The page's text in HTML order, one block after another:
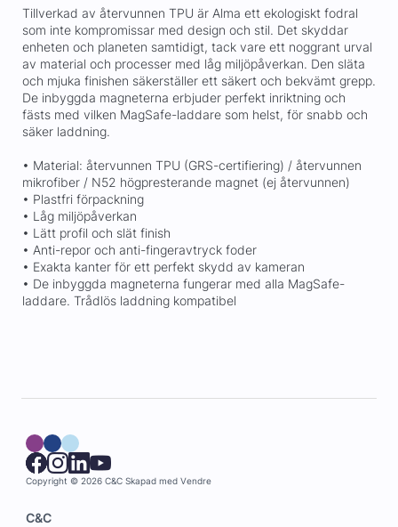
Tillverkad av återvunnen TPU är Alma ett ekologiskt fodral
som inte kompromissar med design och stil. Det skyddar
enheten och planeten samtidigt, tack vare ett noggrant urval
av material och processer med låg miljöpåverkan. Den släta
och mjuka finishen säkerställer ett säkert och bekvämt grepp.
De inbyggda magneterna erbjuder perfekt inriktning och
fästs med vilken MagSafe-laddare som helst, för snabb och
säker laddning.
• Material: återvunnen TPU (GRS-certifiering) / återvunnen
mikrofiber / N52 högpresterande magnet (ej återvunnen)
• Plastfri förpackning
• Låg miljöpåverkan
• Lätt profil och slät finish
• Anti-repor och anti-fingeravtryck foder
• Exakta kanter för ett perfekt skydd av kameran
• De inbyggda magneterna fungerar med alla MagSafe-
laddare. Trådlös laddning kompatibel
Copyright © 2026 C&C Skapad med Vendre
C&C